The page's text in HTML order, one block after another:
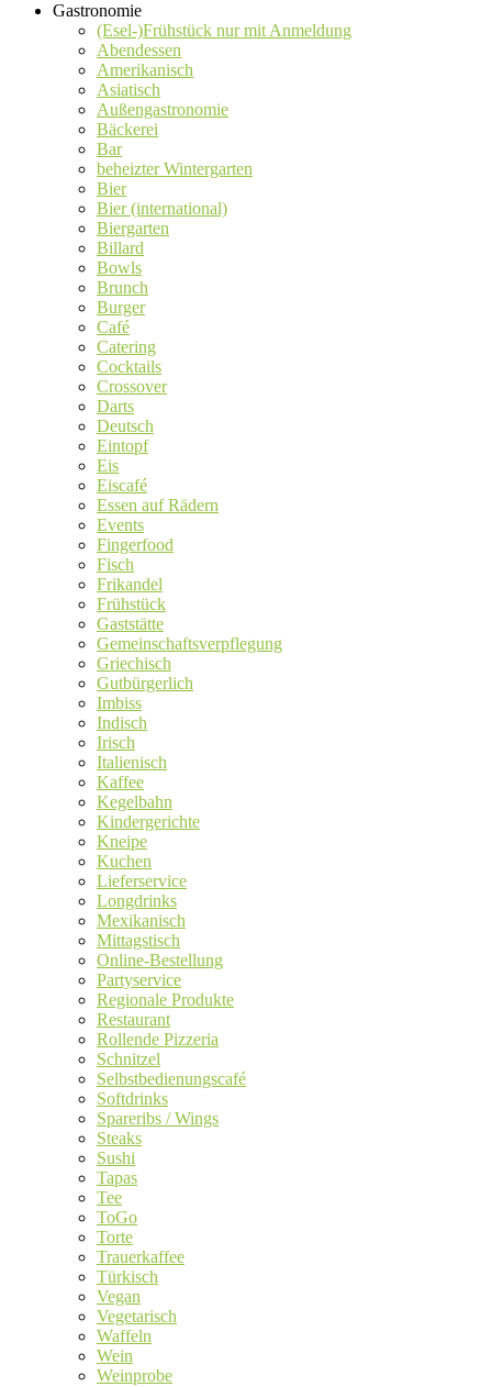
Gastronomie
(Esel-)Frühstück nur mit Anmeldung
Abendessen
Amerikanisch
Asiatisch
Außengastronomie
Bäckerei
Bar
beheizter Wintergarten
Bier
Bier (international)
Biergarten
Billard
Bowls
Brunch
Burger
Café
Catering
Cocktails
Crossover
Darts
Deutsch
Eintopf
Eis
Eiscafé
Essen auf Rädern
Events
Fingerfood
Fisch
Frikandel
Frühstück
Gaststätte
Gemeinschaftsverpflegung
Griechisch
Gutbürgerlich
Imbiss
Indisch
Irisch
Italienisch
Kaffee
Kegelbahn
Kindergerichte
Kneipe
Kuchen
Lieferservice
Longdrinks
Mexikanisch
Mittagstisch
Online-Bestellung
Partyservice
Regionale Produkte
Restaurant
Rollende Pizzeria
Schnitzel
Selbstbedienungscafé
Softdrinks
Spareribs / Wings
Steaks
Sushi
Tapas
Tee
ToGo
Torte
Trauerkaffee
Türkisch
Vegan
Vegetarisch
Waffeln
Wein
Weinprobe